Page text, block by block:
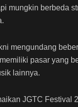
mungkin berbeda
mengundang
pasar yang
lainnya.
JGTC Festival